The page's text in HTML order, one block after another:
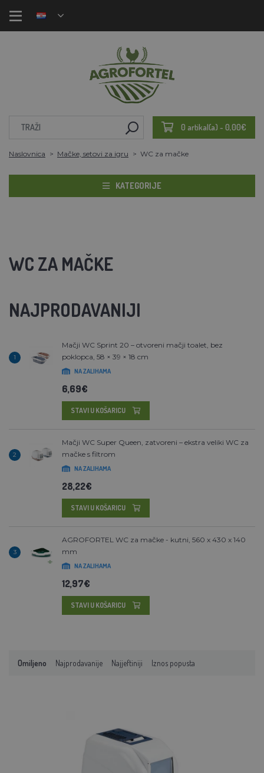
0 artikal(a) - 0,00€
Naslovnica Mačke, setovi za igru WC za mačke
KATEGORIJE
WC ZA MAČKE
NAJPRODAVANIJI
1
Mačji WC Sprint 20 – otvoreni mačji toalet, bez
poklopca, 58 × 39 × 18 cm
NA ZALIHAMA
6,69€
STAVI U KOŠARICU
2
Mačji WC Super Queen, zatvoreni – ekstra veliki WC za
mačke s filtrom
NA ZALIHAMA
28,22€
STAVI U KOŠARICU
3
AGROFORTEL WC za mačke - kutni, 560 x 430 x 140
mm
NA ZALIHAMA
12,97€
STAVI U KOŠARICU
Omiljeno Najprodavanije Najjeftiniji Iznos popusta